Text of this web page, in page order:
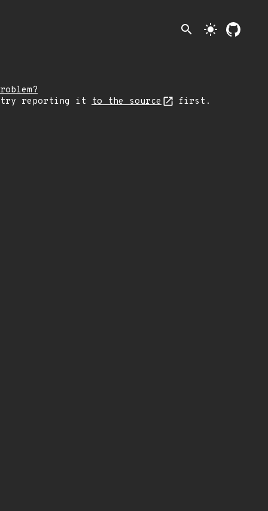
search light_mode
try reporting it to the source first.